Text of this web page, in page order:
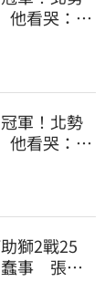
看哭：台
軍！北勢
看哭：台
獅2戰25
蠢事 張翔